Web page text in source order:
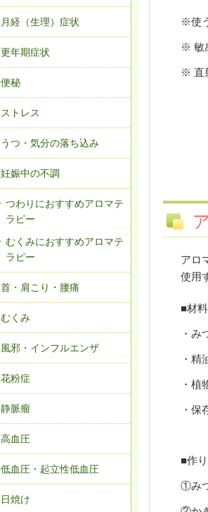
※使
※ 敏
※ 直
アロ
使用
■材料
・ み
・ 精
・植
・保
■作
①み
月経（生理）症状
更年期症状
便秘
ストレス
うつ・気分の落ち込み
妊娠中の不調
つわりにおすすめアロマテ
ラピー
むくみにおすすめアロマテ
ラピー
首・肩こり・腰痛
むくみ
風邪・インフルエンザ
花粉症
静脈瘤
高血圧
低血圧・起立性低血圧
日焼け